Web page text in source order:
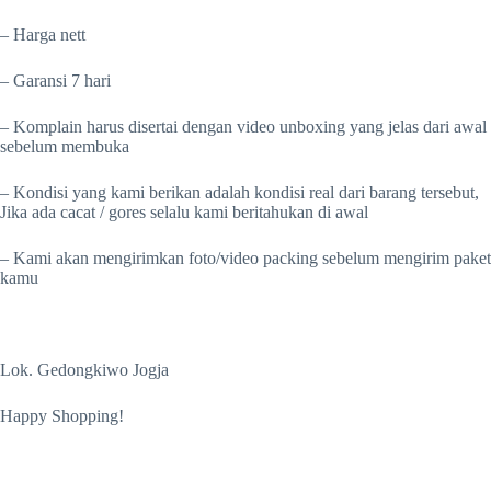
– Harga nett
– Garansi 7 hari
– Komplain harus disertai dengan video unboxing yang jelas dari awal
sebelum membuka
– Kondisi yang kami berikan adalah kondisi real dari barang tersebut,
Jika ada cacat / gores selalu kami beritahukan di awal
– Kami akan mengirimkan foto/video packing sebelum mengirim paket
kamu
Lok. Gedongkiwo Jogja
Happy Shopping!